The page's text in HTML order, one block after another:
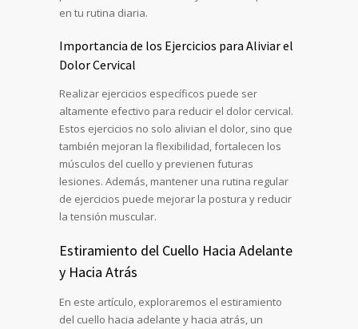
en tu rutina diaria.
Importancia de los Ejercicios para Aliviar el
Dolor Cervical
Realizar ejercicios específicos puede ser
altamente efectivo para reducir el dolor cervical.
Estos ejercicios no solo alivian el dolor, sino que
también mejoran la flexibilidad, fortalecen los
músculos del cuello y previenen futuras
lesiones. Además, mantener una rutina regular
de ejercicios puede mejorar la postura y reducir
la tensión muscular.
Estiramiento del Cuello Hacia Adelante
y Hacia Atrás
En este artículo, exploraremos el estiramiento
del cuello hacia adelante y hacia atrás, un